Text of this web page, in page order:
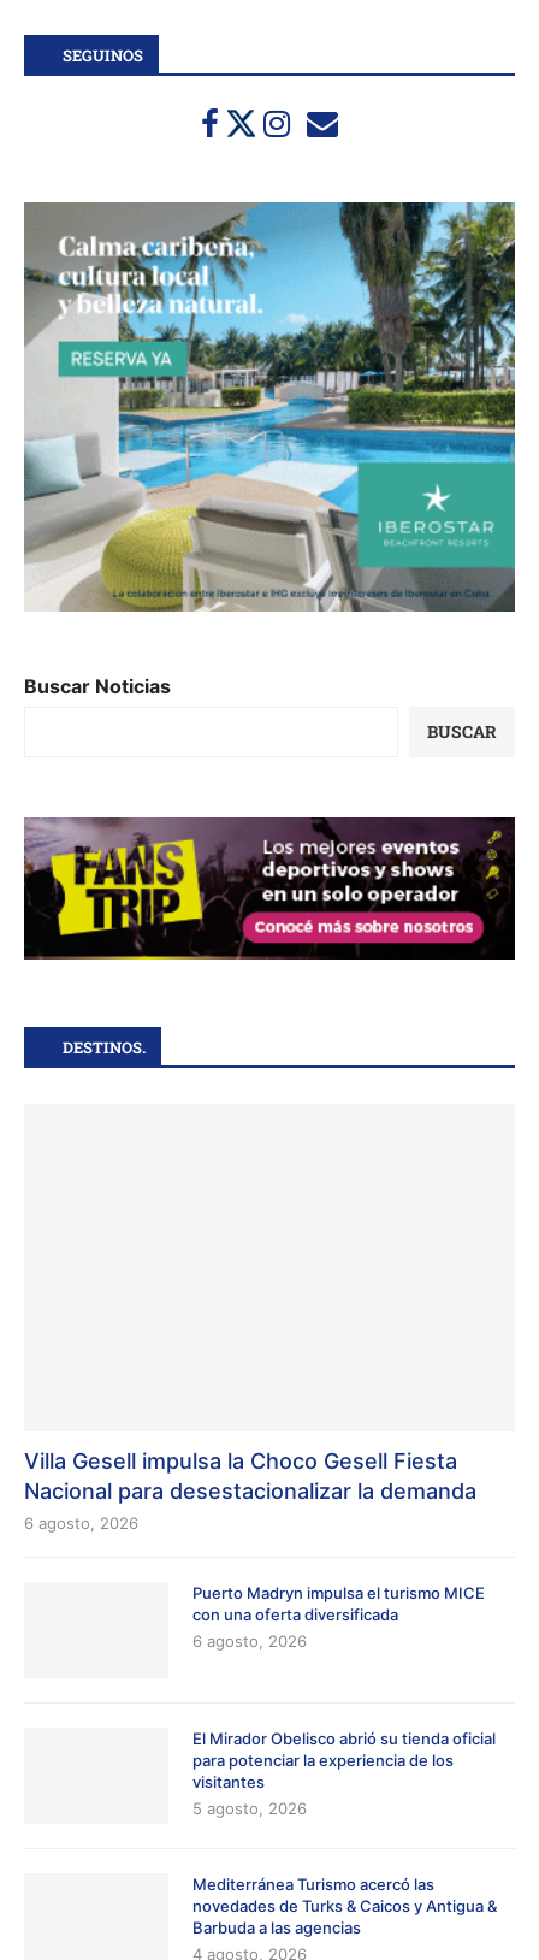
SEGUINOS
Buscar Noticias
BUSCAR
DESTINOS.
Villa Gesell impulsa la Choco Gesell Fiesta
Nacional para desestacionalizar la demanda
6 agosto, 2026
Puerto Madryn impulsa el turismo MICE
con una oferta diversificada
6 agosto, 2026
El Mirador Obelisco abrió su tienda oficial
para potenciar la experiencia de los
visitantes
5 agosto, 2026
Mediterránea Turismo acercó las
novedades de Turks & Caicos y Antigua &
Barbuda a las agencias
4 agosto, 2026